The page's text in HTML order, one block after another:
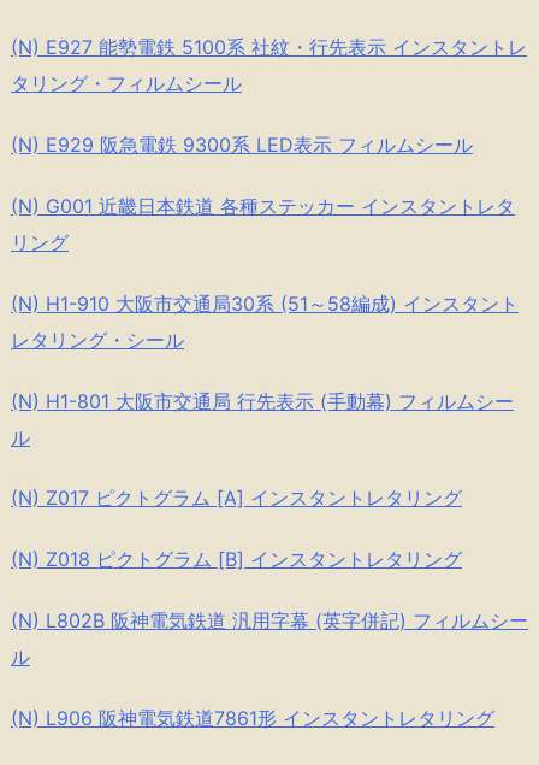
(N) E927 能勢電鉄 5100系 社紋・行先表示 インスタントレ
タリング・フィルムシール
(N) E929 阪急電鉄 9300系 LED表示 フィルムシール
(N) G001 近畿日本鉄道 各種ステッカー インスタントレタ
リング
(N) H1-910 大阪市交通局30系 (51～58編成) インスタント
レタリング・シール
(N) H1-801 大阪市交通局 行先表示 (手動幕) フィルムシー
ル
(N) Z017 ピクトグラム [A] インスタントレタリング
(N) Z018 ピクトグラム [B] インスタントレタリング
(N) L802B 阪神電気鉄道 汎用字幕 (英字併記) フィルムシー
ル
(N) L906 阪神電気鉄道7861形 インスタントレタリング